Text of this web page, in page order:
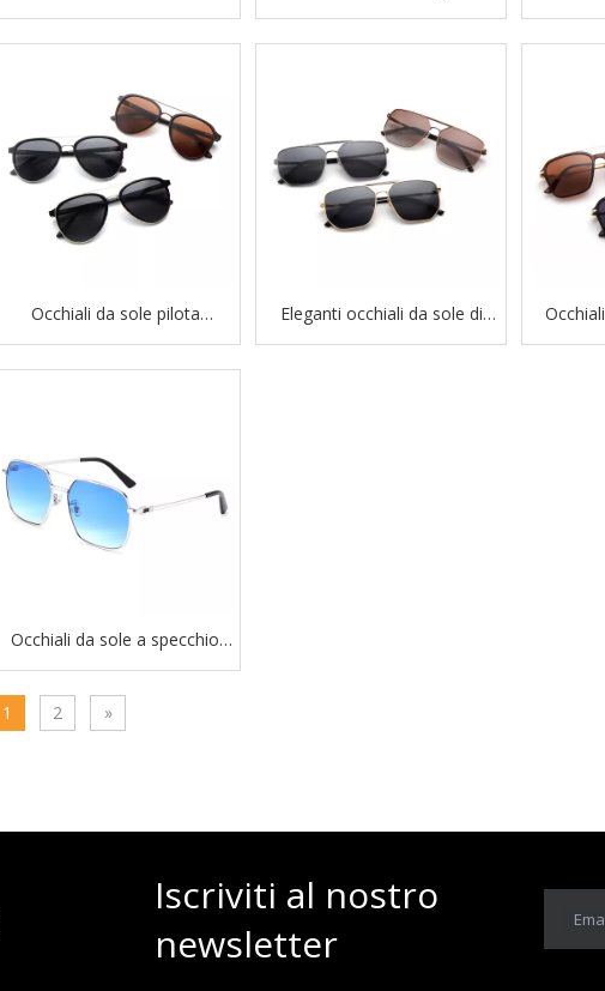
eleganti senza montatura
UV400 all'ingrosso 2023
senza montatura con diamanti
di lusso Party 2023
metallo
Occhiali da sole pilota
polarizzati TR90 di marca alla
moda
Eleganti occhiali da sole di
marca con doppio ponte
TR90 di
Occhiali da sole a specchio
quadrati di design di marca di
lusso
1
2 »
Iscriviti al nostro
newsletter